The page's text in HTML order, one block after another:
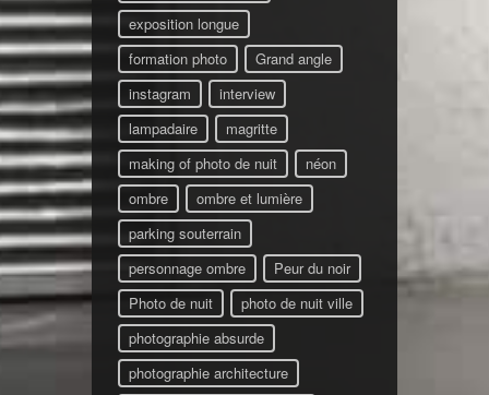
exposition longue
formation photo
Grand angle
instagram
interview
lampadaire
magritte
making of photo de nuit
néon
ombre
ombre et lumière
parking souterrain
personnage ombre
Peur du noir
Photo de nuit
photo de nuit ville
photographie absurde
photographie architecture